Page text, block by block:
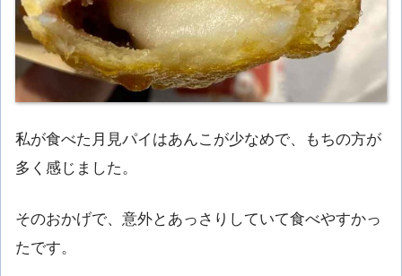
私が食べた月見パイはあんこが少なめで、もちの方が
多く感じました。
そのおかげで、意外とあっさりしていて食べやすかっ
たです。